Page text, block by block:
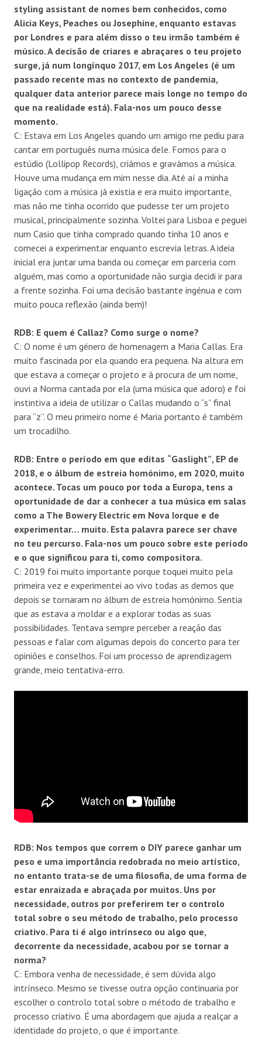
styling assistant de nomes bem conhecidos, como
Alicia Keys, Peaches ou Josephine, enquanto estavas
por Londres e para além disso o teu irmão também é
músico. A decisão de criares e abraçares o teu projeto
surge, já num longínquo 2017, em Los Angeles (é um
passado recente mas no contexto de pandemia,
qualquer data anterior parece mais longe no tempo do
que na realidade está). Fala-nos um pouco desse
momento.
C: Estava em Los Angeles quando um amigo me pediu para
cantar em português numa música dele. Fomos para o
estúdio (Lollipop Records), criámos e gravámos a música.
Houve uma mudança em mim nesse dia. Até aí a minha
ligação com a música já existia e era muito importante,
mas não me tinha ocorrido que pudesse ter um projeto
musical, principalmente sozinha. Voltei para Lisboa e peguei
num Casio que tinha comprado quando tinha 10 anos e
comecei a experimentar enquanto escrevia letras. A ideia
inicial era juntar uma banda ou começar em parceria com
alguém, mas como a oportunidade não surgia decidi ir para
a frente sozinha. Foi uma decisão bastante ingénua e com
muito pouca reflexão (ainda bem)!
RDB: E quem é Callaz? Como surge o nome?
C: O nome é um género de homenagem a Maria Callas. Era
muito fascinada por ela quando era pequena. Na altura em
que estava a começar o projeto e à procura de um nome,
ouvi a Norma cantada por ela (uma música que adoro) e foi
instintiva a ideia de utilizar o Callas mudando o “s” final
para “z”. O meu primeiro nome é Maria portanto é também
um trocadilho.
RDB: Entre o período em que editas “Gaslight”, EP de
2018, e o álbum de estreia homónimo, em 2020, muito
acontece. Tocas um pouco por toda a Europa, tens a
oportunidade de dar a conhecer a tua música em salas
como a The Bowery Electric em Nova Iorque e de
experimentar… muito. Esta palavra parece ser chave
no teu percurso. Fala-nos um pouco sobre este período
e o que significou para ti, como compositora.
C: 2019 foi muito importante porque toquei muito pela
primeira vez e experimentei ao vivo todas as demos que
depois se tornaram no álbum de estreia homónimo. Sentia
que as estava a moldar e a explorar todas as suas
possibilidades. Tentava sempre perceber a reação das
pessoas e falar com algumas depois do concerto para ter
opiniões e conselhos. Foi um processo de aprendizagem
grande, meio tentativa-erro.
RDB: Nos tempos que correm o DIY parece ganhar um
peso e uma importância redobrada no meio artístico,
no entanto trata-se de uma filosofia, de uma forma de
estar enraizada e abraçada por muitos. Uns por
necessidade, outros por preferirem ter o controlo
total sobre o seu método de trabalho, pelo processo
criativo. Para ti é algo intrínseco ou algo que,
decorrente da necessidade, acabou por se tornar a
norma?
C: Embora venha de necessidade, é sem dúvida algo
intrínseco. Mesmo se tivesse outra opção continuaria por
escolher o controlo total sobre o método de trabalho e
processo criativo. É uma abordagem que ajuda a realçar a
identidade do projeto, o que é importante.